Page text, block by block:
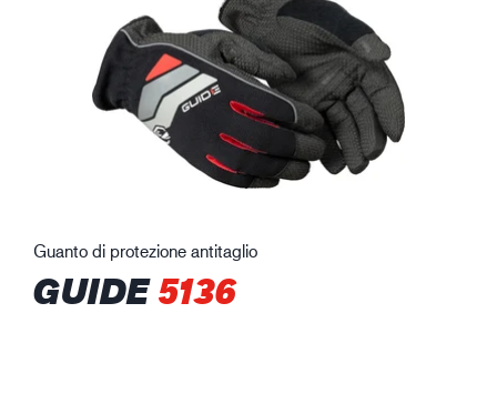
Guanto di protezione antitaglio
GUIDE5136